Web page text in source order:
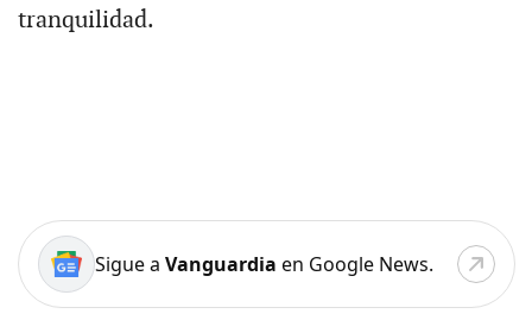
tranquilidad.
Sigue a Vanguardia en Google News.